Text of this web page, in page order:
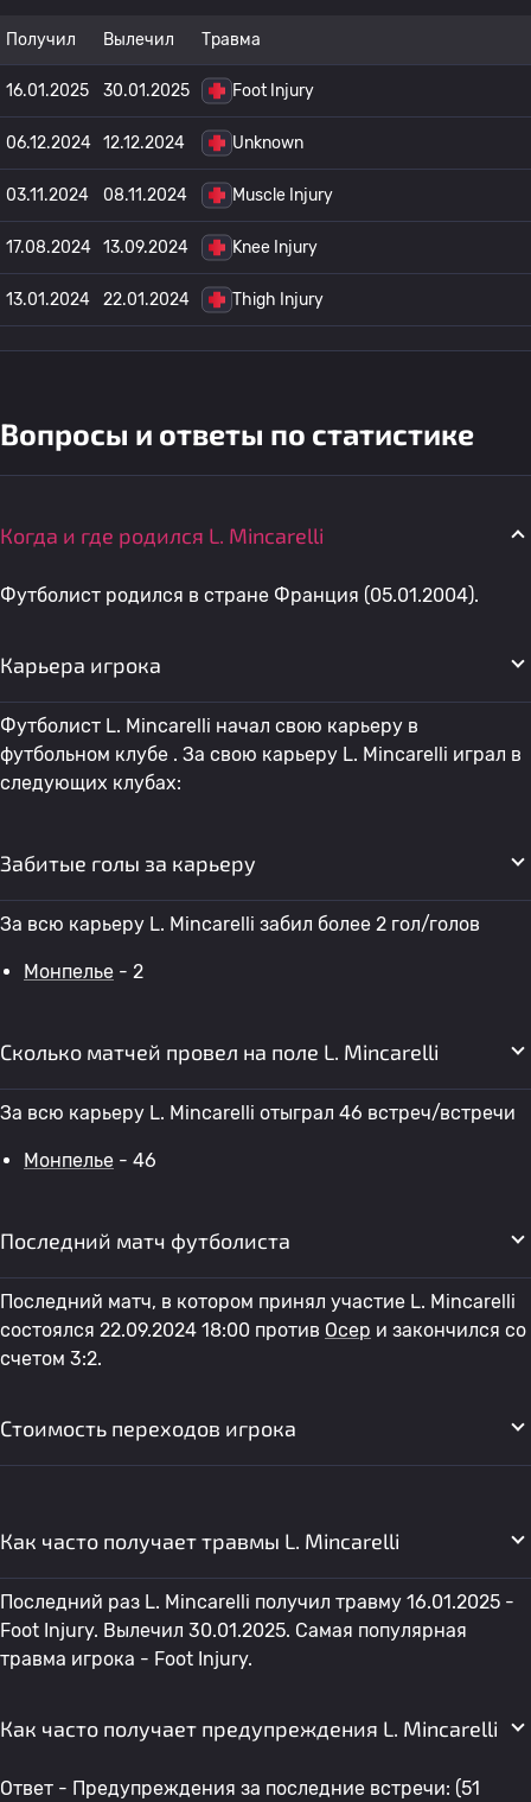
Получил Вылечил Травма
16.01.2025 30.01.2025 Foot Injury
06.12.2024 12.12.2024 Unknown
03.11.2024 08.11.2024 Muscle Injury
17.08.2024 13.09.2024 Knee Injury
13.01.2024 22.01.2024 Thigh Injury
Вопросы и ответы по статистике
Когда и где родился L. Mincarelli
Футболист родился в стране Франция (05.01.2004).
Карьера игрока
Футболист L. Mincarelli начал свою карьеру в
футбольном клубе . За свою карьеру L. Mincarelli играл в
следующих клубах:
Забитые голы за карьеру
За всю карьеру L. Mincarelli забил более 2 гол/голов
Монпелье - 2
Сколько матчей провел на поле L. Mincarelli
За всю карьеру L. Mincarelli отыграл 46 встреч/встречи
Монпелье - 46
Последний матч футболиста
Последний матч, в котором принял участие L. Mincarelli
состоялся 22.09.2024 18:00 против Осер и закончился со
счетом 3:2.
Стоимость переходов игрока
Как часто получает травмы L. Mincarelli
Последний раз L. Mincarelli получил травму 16.01.2025 -
Foot Injury. Вылечил 30.01.2025. Самая популярная
травма игрока - Foot Injury.
Как часто получает предупреждения L. Mincarelli
Ответ - Предупреждения за последние встречи: (51